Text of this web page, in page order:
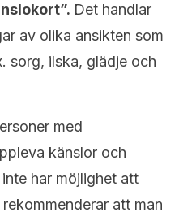
Det handlar
av olika ansikten som
sorg, ilska, glädje och
med
känslor och
har möjlighet att
att man